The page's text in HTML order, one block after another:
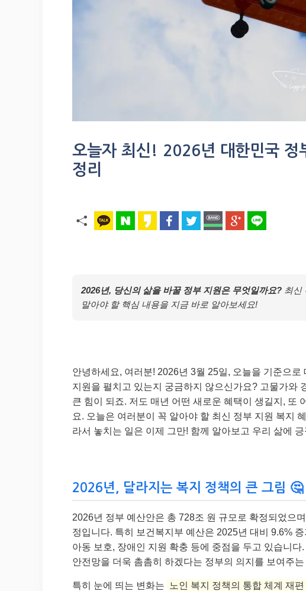
오늘자 최신! 2026년 대한민국 정
정리
2026년, 당신의 삶을 바꿀 정부 지원은 무엇일까요? 최신
말아야 할 핵심 내용을 지금 바로 알아보세요!
안녕하세요, 여러분! 2026년 3월 25일, 오늘을 기준으
지원을 펼치고 있는지 궁금하지 않으신가요? 고물가와
큰 힘이 되죠. 저도 매년 어떤 새로운 혜택이 생길지, 또
요. 오늘은 여러분이 꼭 알아야 할 최신 정부 지원 복지
라서 놓치는 일은 이제 그만! 함께 알아보고 우리 삶에
2026년, 달라지는 복지 정책의 큰 그림 🤔
2026년 정부 예산안은 총 728조 원 규모로 확정되었으
정입니다. 특히 보건복지부 예산은 2025년 대비 9.6%
아동 보호, 장애인 지원 확충 등에 중점을 두고 있습니
안전망을 더욱 촘촘히 하겠다는 정부의 의지를 보여주는
특히 눈에 띄는 변화는 노인 복지 정책의 통합 체계 재편